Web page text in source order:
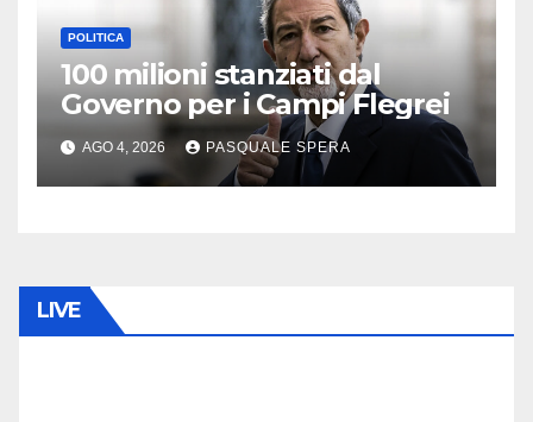
POLITICA
100 milioni stanziati dal
Governo per i Campi Flegrei
AGO 4, 2026 PASQUALE SPERA
LIVE